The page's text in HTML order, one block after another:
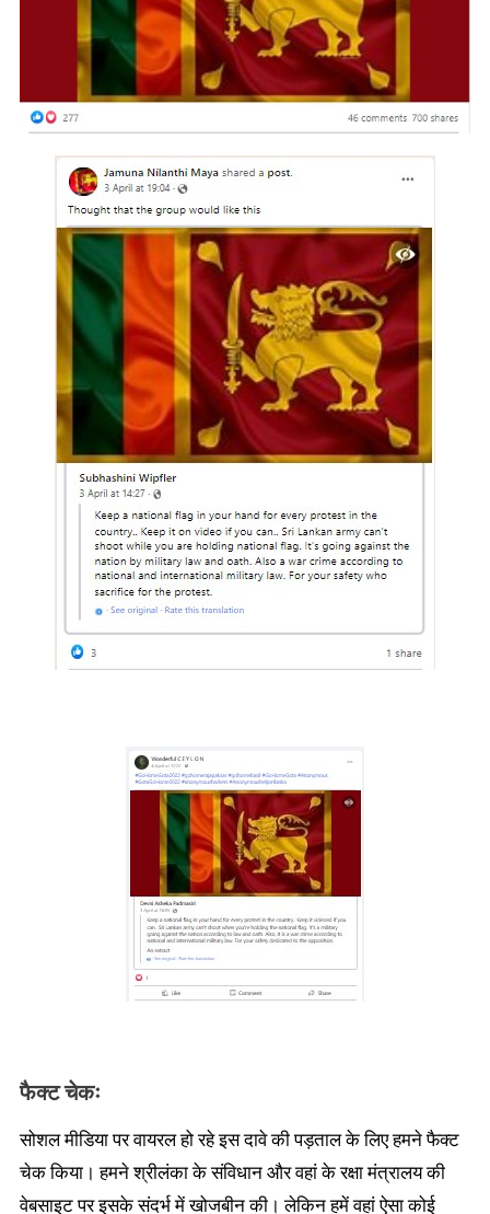
फैक्ट चेकः
सोशल मीडिया पर वायरल हो रहे इस दावे की पड़ताल के लिए हमने फैक्ट
चेक किया। हमने श्रीलंका के संविधान और वहां के रक्षा मंत्रालय की
वेबसाइट पर इसके संदर्भ में खोजबीन की। लेकिन हमें वहां ऐसा कोई